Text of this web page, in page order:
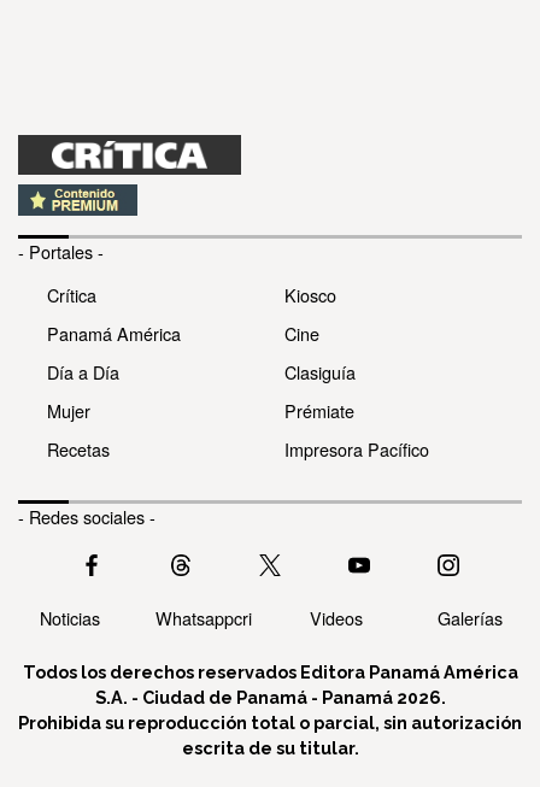
- Portales -
Crítica
Panamá América
Día a Día
Mujer
Recetas
Kiosco
Cine
Clasiguía
Prémiate
Impresora Pacífico
- Redes sociales -
Noticias Whatsappcri Videos Galerías
Todos los derechos reservados Editora Panamá América
S.A. - Ciudad de Panamá - Panamá 2026.
Prohibida su reproducción total o parcial, sin autorización
escrita de su titular.